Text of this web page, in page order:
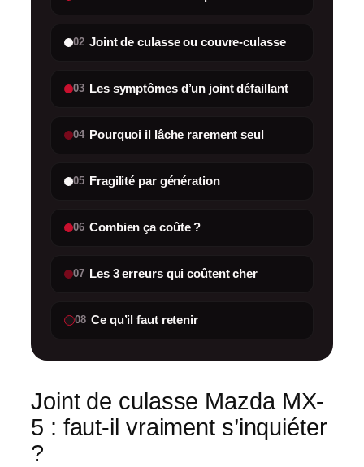
02 Joint de culasse ou couvre-culasse
03 Les symptômes d’un joint défaillant
04 Pourquoi il lâche rarement seul
05 Fragilité par génération
06 Combien ça coûte ?
07 Les 3 erreurs qui coûtent cher
08 Ce qu’il faut retenir
Joint de culasse Mazda MX-
5 : faut-il vraiment s’inquiéter
?